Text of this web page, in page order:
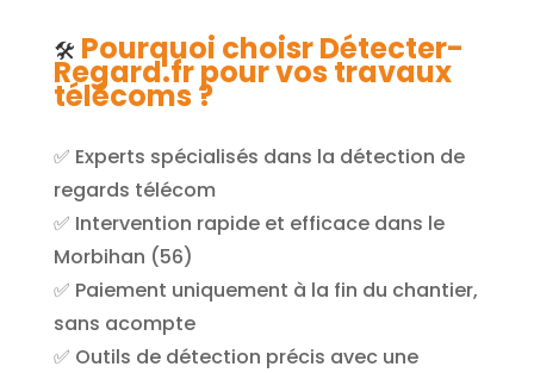
🛠️ Pourquoi choisr Détecter-
Regard.fr pour vos travaux
télécoms ?
✅ Experts spécialisés dans la détection de
regards télécom
✅ Intervention rapide et efficace dans le
Morbihan (56)
✅ Paiement uniquement à la fin du chantier,
sans acompte
✅ Outils de détection précis avec une